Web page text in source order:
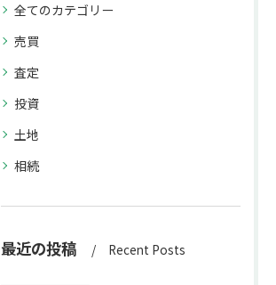
全てのカテゴリー
売買
査定
投資
土地
相続
最近の投稿 Recent Posts